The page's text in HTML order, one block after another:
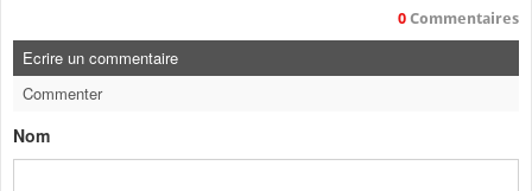
0 Commentaires
Ecrire un commentaire
Commenter
Nom